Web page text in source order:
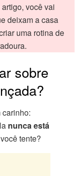
você vai
deixam a casa
uma rotina de
sobre
nunca está
tente?